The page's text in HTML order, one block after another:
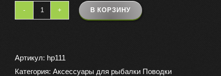
Количество
CARP
YONGDA
В КОРЗИНУ
Артикул: hp111
Категория: Аксессуары для рыбалки Поводки